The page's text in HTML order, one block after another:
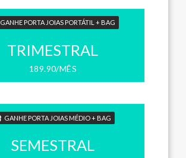
GANHE PORTA JOIAS PORTÁTIL + BAG
TRIMESTRAL
189.90/MÊS
GANHE PORTA JOIAS MÉDIO + BAG
SEMESTRAL